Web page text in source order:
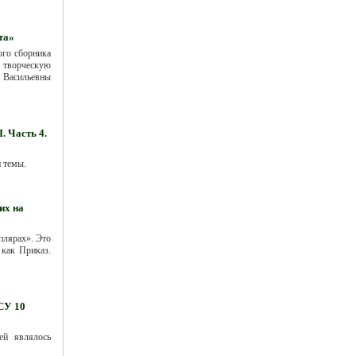
сборника
Часть 4.
темы.
на
Это
Приказ.
10
являлось